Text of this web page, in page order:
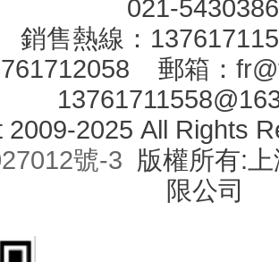
021-
銷售熱線：
郵箱：
2009-2025 All Rights
號-3 版權所有:
限公司